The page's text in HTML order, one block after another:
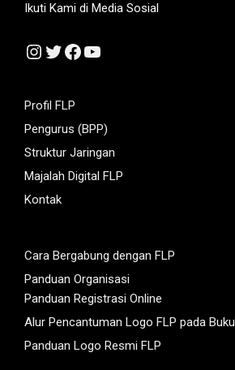
Ikuti Kami di Media Sosial
Instagram
Twitter
Facebook
YouTube
Profil FLP
Pengurus (BPP)
Struktur Jaringan
Majalah Digital FLP
Kontak
Cara Bergabung dengan FLP
Panduan Organisasi
Panduan Registrasi Online
Alur Pencantuman Logo FLP pada Buku
Panduan Logo Resmi FLP